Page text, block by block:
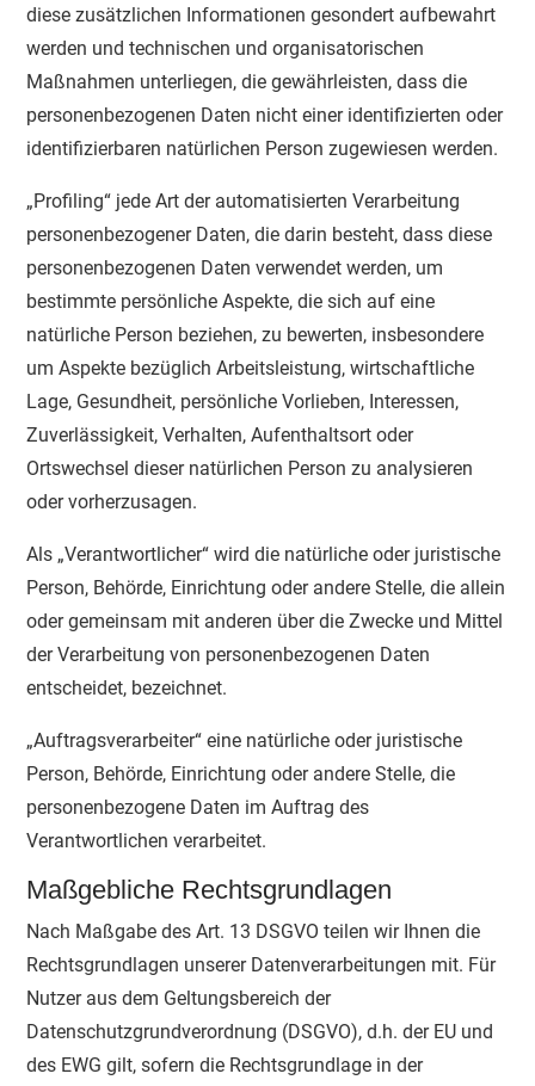
diese zusätzlichen Informationen gesondert aufbewahrt
werden und technischen und organisatorischen
Maßnahmen unterliegen, die gewährleisten, dass die
personenbezogenen Daten nicht einer identifizierten oder
identifizierbaren natürlichen Person zugewiesen werden.
„Profiling“ jede Art der automatisierten Verarbeitung
personenbezogener Daten, die darin besteht, dass diese
personenbezogenen Daten verwendet werden, um
bestimmte persönliche Aspekte, die sich auf eine
natürliche Person beziehen, zu bewerten, insbesondere
um Aspekte bezüglich Arbeitsleistung, wirtschaftliche
Lage, Gesundheit, persönliche Vorlieben, Interessen,
Zuverlässigkeit, Verhalten, Aufenthaltsort oder
Ortswechsel dieser natürlichen Person zu analysieren
oder vorherzusagen.
Als „Verantwortlicher“ wird die natürliche oder juristische
Person, Behörde, Einrichtung oder andere Stelle, die allein
oder gemeinsam mit anderen über die Zwecke und Mittel
der Verarbeitung von personenbezogenen Daten
entscheidet, bezeichnet.
„Auftragsverarbeiter“ eine natürliche oder juristische
Person, Behörde, Einrichtung oder andere Stelle, die
personenbezogene Daten im Auftrag des
Verantwortlichen verarbeitet.
Maßgebliche Rechtsgrundlagen
Nach Maßgabe des Art. 13 DSGVO teilen wir Ihnen die
Rechtsgrundlagen unserer Datenverarbeitungen mit. Für
Nutzer aus dem Geltungsbereich der
Datenschutzgrundverordnung (DSGVO), d.h. der EU und
des EWG gilt, sofern die Rechtsgrundlage in der